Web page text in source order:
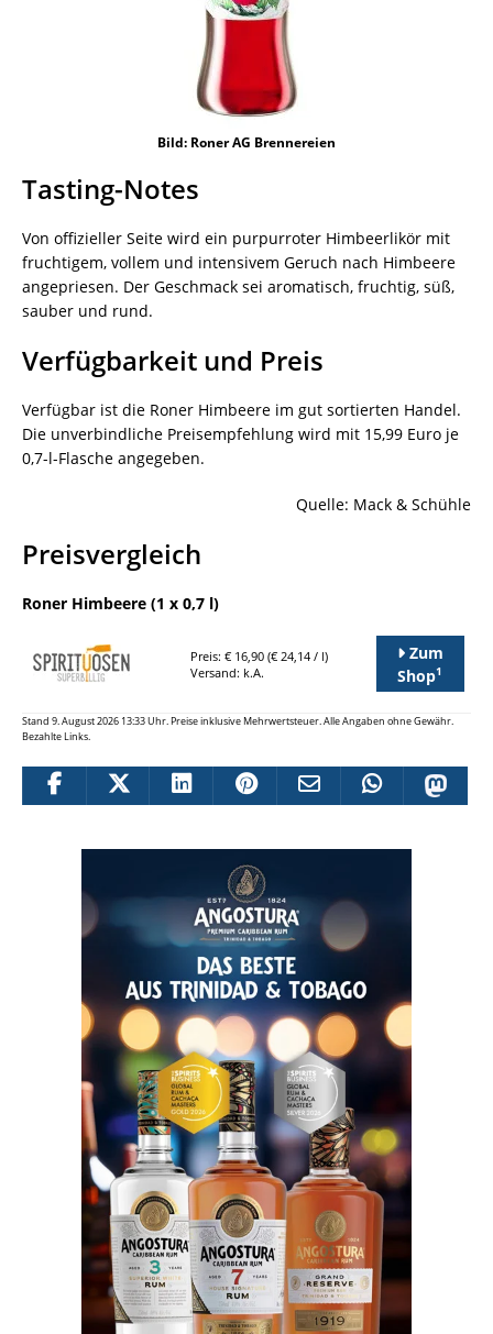
Bild: Roner AG Brennereien
Tasting-Notes
Von offizieller Seite wird ein purpurroter Himbeerlikör mit
fruchtigem, vollem und intensivem Geruch nach Himbeere
angepriesen. Der Geschmack sei aromatisch, fruchtig, süß,
sauber und rund.
Verfügbarkeit und Preis
Verfügbar ist die Roner Himbeere im gut sortierten Handel.
Die unverbindliche Preisempfehlung wird mit 15,99 Euro je
0,7-l-Flasche angegeben.
Quelle: Mack & Schühle
Preisvergleich
Roner Himbeere (1 x 0,7 l)
Preis: € 16,90 (€ 24,14 / l)
Versand: k.A.
Zum
Shop1
Stand 9. August 2026 13:33 Uhr. Preise inklusive Mehrwertsteuer. Alle Angaben ohne Gewähr.
Bezahlte Links.